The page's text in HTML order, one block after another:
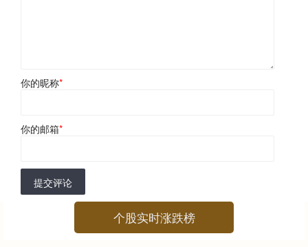
你的昵称*
你的邮箱*
提交评论
个股实时涨跌榜